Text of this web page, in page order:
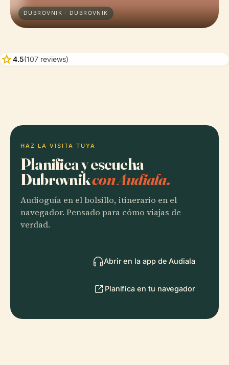
DUBROVNIK · DUBROVNIK
star4.5(107 reviews)
HAZ LA VISITA TUYA
Planifica y escucha
Dubrovnikcon Audiala.
Audioguía en el bolsillo, itinerario en el
navegador. Pensado para cómo viajas de
verdad.
Abrir en la app de Audiala
Planifica en tu navegador